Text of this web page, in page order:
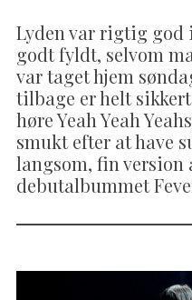
Lyden var rigtig god
godt fyldt, selvom
var taget hjem
tilbage er helt
høre Yeah Yeah
smukt efter at have
langsom, fin version
debutalbummet